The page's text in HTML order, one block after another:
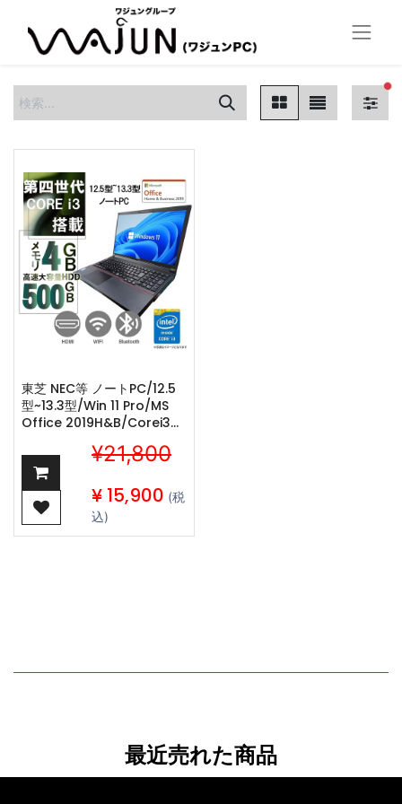
東芝 NEC等 ノートPC/12.5
型~13.3型/Win 11 Pro/MS
Office 2019H&B/Corei3第
代/WIFI/Bluetooth/HDMI/4GB/HDD500GB
(整備済み品)
¥21,800
¥ 15,900 (税
込)
最近売れた商品